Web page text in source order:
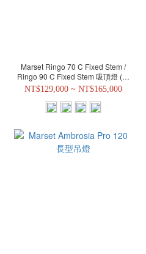
Marset Ringo 70 C Fixed Stem /
Ringo 90 C Fixed Stem 吸頂燈 (固
定桿)
NT$129,000 ~ NT$165,000